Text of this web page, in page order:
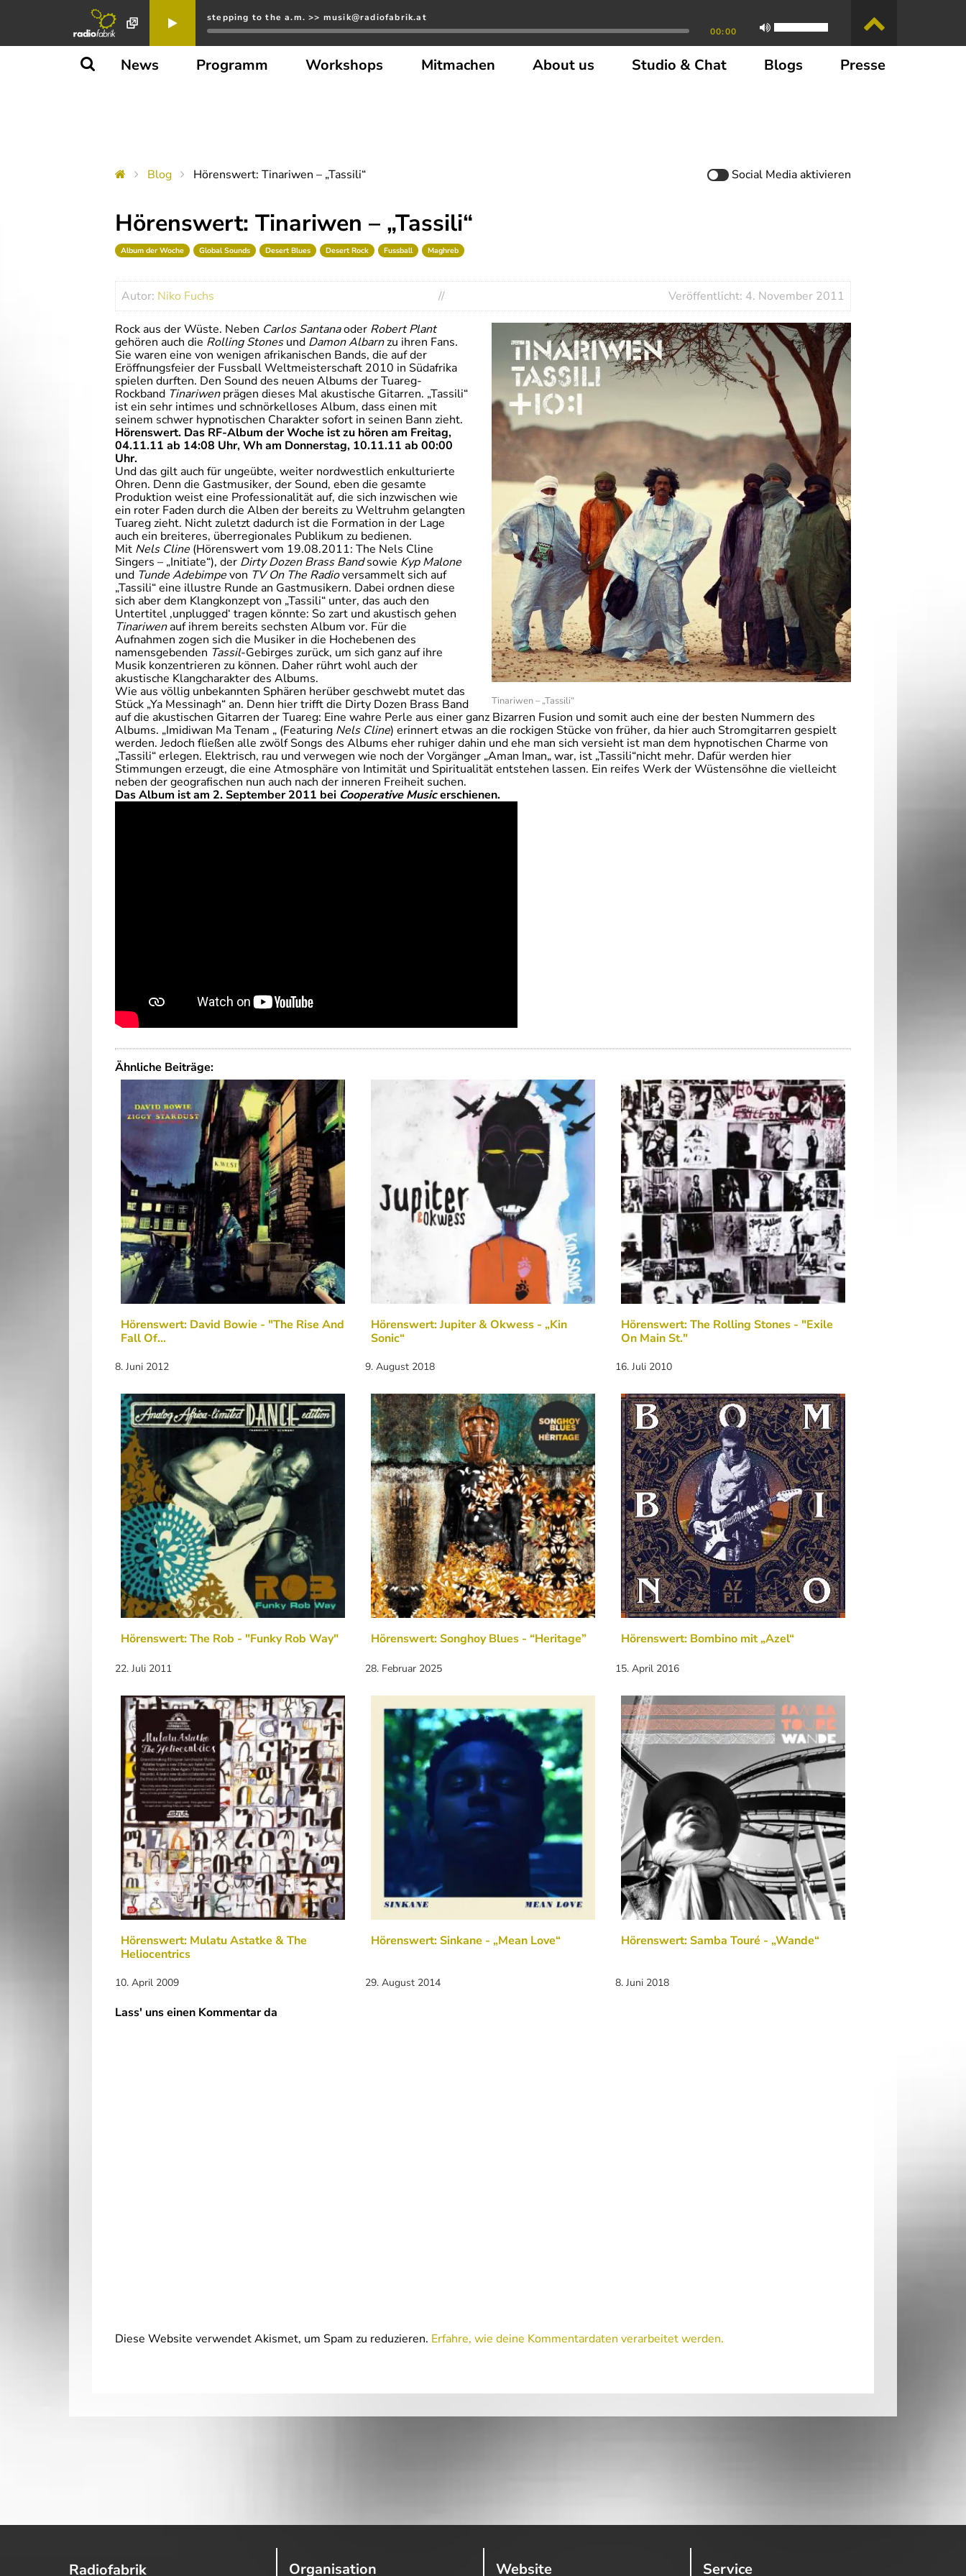
stepping to the a.m. >> musik@radiofabrik.at
00:00
News Programm Workshops Mitmachen About us Studio & Chat Blogs Presse
Blog Hörenswert: Tinariwen – „Tassili“ Social Mediaaktivieren
Hörenswert: Tinariwen – „Tassili“
Album der Woche Global Sounds Desert Blues Desert Rock Fussball Maghreb
Autor: Niko Fuchs // Veröffentlicht: 4. November 2011
Tinariwen – „Tassili“
Rock aus der Wüste. Neben Carlos Santanaoder Robert Plant
gehören auch die Rolling Stonesund Damon Albarnzu ihren Fans.
Sie waren eine von wenigen afrikanischen Bands, die auf der
Eröffnungsfeier der Fussball Weltmeisterschaft 2010 in Südafrika
spielen durften. Den Sound des neuen Albums der Tuareg-
Rockband Tinariwenprägen dieses Mal akustische Gitarren. „Tassili“
ist ein sehr intimes und schnörkelloses Album, dass einen mit
seinem schwer hypnotischen Charakter sofort in seinen Bann zieht.
Hörenswert. Das RF-Album der Woche ist zu hören am Freitag,
04.11.11 ab 14:08 Uhr, Wh am Donnerstag, 10.11.11 ab 00:00
Uhr.
Und das gilt auch für ungeübte, weiter nordwestlich enkulturierte
Ohren. Denn die Gastmusiker, der Sound, eben die gesamte
Produktion weist eine Professionalität auf, die sich inzwischen wie
ein roter Faden durch die Alben der bereits zu Weltruhm gelangten
Tuareg zieht. Nicht zuletzt dadurch ist die Formation in der Lage
auch ein breiteres, überregionales Publikum zu bedienen.
Mit Nels Cline (Hörenswert vom 19.08.2011: The Nels Cline
Singers – „Initiate“), der Dirty Dozen Brass Bandsowie Kyp Malone
und Tunde Adebimpevon TV On The Radioversammelt sich auf
„Tassili“ eine illustre Runde an Gastmusikern. Dabei ordnen diese
sich aber dem Klangkonzept von „Tassili“ unter, das auch den
Untertitel ‚unplugged‘ tragen könnte: So zart und akustisch gehen
Tinariwenauf ihrem bereits sechsten Album vor. Für die
Aufnahmen zogen sich die Musiker in die Hochebenen des
namensgebenden Tassil-Gebirges zurück, um sich ganz auf ihre
Musik konzentrieren zu können. Daher rührt wohl auch der
akustische Klangcharakter des Albums.
Wie aus völlig unbekannten Sphären herüber geschwebt mutet das
Stück „Ya Messinagh“ an. Denn hier trifft die Dirty Dozen Brass Band
auf die akustischen Gitarren der Tuareg: Eine wahre Perle aus einer ganz Bizarren Fusion und somit auch eine der besten Nummern des
Albums. „Imidiwan Ma Tenam „ (Featuring Nels Cline) erinnert etwas an die rockigen Stücke von früher, da hier auch Stromgitarren gespielt
werden. Jedoch fließen alle zwölf Songs des Albums eher ruhiger dahin und ehe man sich versieht ist man dem hypnotischen Charme von
„Tassili“ erlegen. Elektrisch, rau und verwegen wie noch der Vorgänger „Aman Iman„ war, ist „Tassili“nicht mehr. Dafür werden hier
Stimmungen erzeugt, die eine Atmosphäre von Intimität und Spiritualität entstehen lassen. Ein reifes Werk der Wüstensöhne die vielleicht
neben der geografischen nun auch nach der inneren Freiheit suchen.
Das Album ist am 2. September 2011 bei Cooperative Musicerschienen.
Ähnliche Beiträge:
Hörenswert: David Bowie - "The Rise And
Fall Of…
8. Juni 2012
Hörenswert: Jupiter & Okwess - „Kin
Sonic“
9. August 2018
Hörenswert: The Rolling Stones - "Exile
On Main St."
16. Juli 2010
Hörenswert: The Rob - "Funky Rob Way"
22. Juli 2011
Hörenswert: Songhoy Blues - “Heritage”
28. Februar 2025
Hörenswert: Bombino mit „Azel“
15. April 2016
Hörenswert: Mulatu Astatke & The
Heliocentrics
10. April 2009
Hörenswert: Sinkane - „Mean Love“
29. August 2014
Hörenswert: Samba Touré - „Wande“
8. Juni 2018
Lass' uns einen Kommentar da
Diese Website verwendet Akismet, um Spam zu reduzieren. Erfahre, wie deine Kommentardaten verarbeitet werden.
Radiofabrik Organisation Website Service